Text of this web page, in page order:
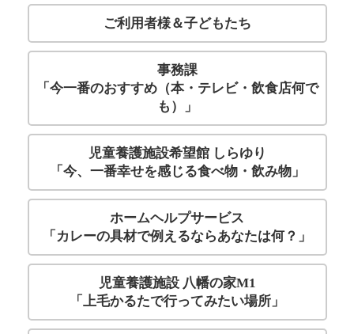
ご利用者様＆子どもたち
事務課
「今一番のおすすめ（本・テレビ・飲食店何で
も）」
児童養護施設希望館 しらゆり
「今、一番幸せを感じる食べ物・飲み物」
ホームヘルプサービス
「カレーの具材で例えるならあなたは何？」
児童養護施設 八幡の家M1
「上毛かるたで行ってみたい場所」